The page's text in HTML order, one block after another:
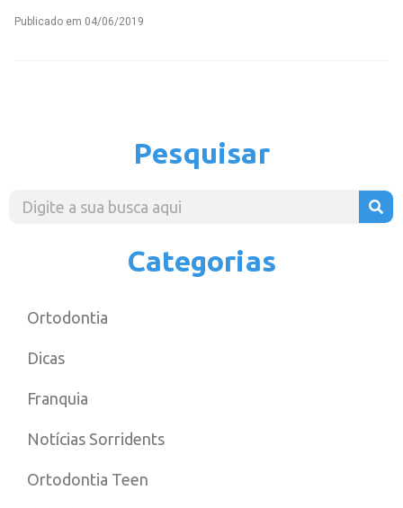
Publicado em 04/06/2019
Pesquisar
Categorias
Ortodontia
Dicas
Franquia
Notícias Sorridents
Ortodontia Teen